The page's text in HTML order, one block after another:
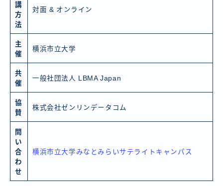
講
方
法
対面 & オンライン
主
催
横浜市立大学
共
催
一般社団法人 LBMA Japan
協
賛
株式会社ゼンリンデータコム
問
い
合
わ
せ
横浜市立大学みなとみらいサテライトキャンパス